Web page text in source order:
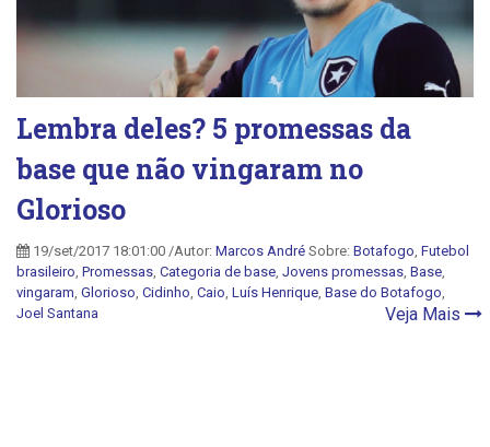
Lembra deles? 5 promessas da
base que não vingaram no
Glorioso
19/set/2017 18:01:00 /Autor: Marcos André Sobre: Botafogo Futebol
brasileiro Promessas Categoria de base Jovens promessas Base
vingaram Glorioso Cidinho Caio Luís Henrique Base do Botafogo
Joel Santana
Veja Mais